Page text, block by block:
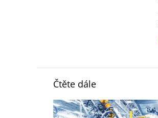
Čtěte dále